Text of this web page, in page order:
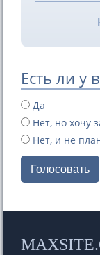
Есть ли у
Да
Нет, но хочу
Нет, и не
Голосовать